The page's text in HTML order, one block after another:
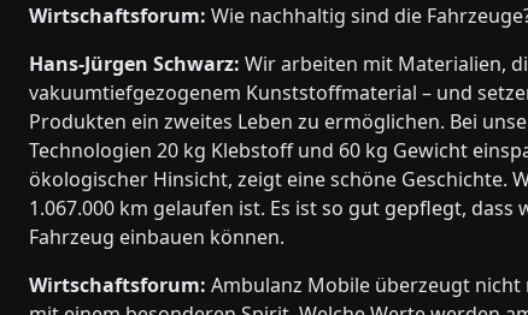
Wirtschaftsforum: Wie nachhaltig sind die
Hans-Jürgen Schwarz: Wir arbeiten mit Materialien,
vakuumtiefgezogenem Kunststoffmaterial – und
Produkten ein zweites Leben zu ermöglichen. Bei
Technologien 20 kg Klebstoff und 60 kg Gewicht
ökologischer Hinsicht, zeigt eine schöne Geschichte.
1.067.000 km gelaufen ist. Es ist so gut gepflegt,
Fahrzeug einbauen können.
Wirtschaftsforum: Ambulanz Mobile überzeugt